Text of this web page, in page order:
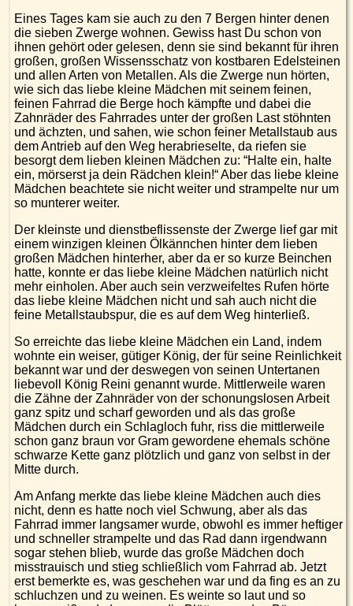
Eines Tages kam sie auch zu den 7 Bergen hinter denen
die sieben Zwerge wohnen. Gewiss hast Du schon von
ihnen gehört oder gelesen, denn sie sind bekannt für ihren
großen, großen Wissensschatz von kostbaren Edelsteinen
und allen Arten von Metallen. Als die Zwerge nun hörten,
wie sich das liebe kleine Mädchen mit seinem feinen,
feinen Fahrrad die Berge hoch kämpfte und dabei die
Zahnräder des Fahrrades unter der großen Last stöhnten
und ächzten, und sahen, wie schon feiner Metallstaub aus
dem Antrieb auf den Weg herabrieselte, da riefen sie
besorgt dem lieben kleinen Mädchen zu: “Halte ein, halte
ein, mörserst ja dein Rädchen klein!“ Aber das liebe kleine
Mädchen beachtete sie nicht weiter und strampelte nur um
so munterer weiter.
Der kleinste und dienstbeflissenste der Zwerge lief gar mit
einem winzigen kleinen Ölkännchen hinter dem lieben
großen Mädchen hinterher, aber da er so kurze Beinchen
hatte, konnte er das liebe kleine Mädchen natürlich nicht
mehr einholen. Aber auch sein verzweifeltes Rufen hörte
das liebe kleine Mädchen nicht und sah auch nicht die
feine Metallstaubspur, die es auf dem Weg hinterließ.
So erreichte das liebe kleine Mädchen ein Land, indem
wohnte ein weiser, gütiger König, der für seine Reinlichkeit
bekannt war und der deswegen von seinen Untertanen
liebevoll König Reini genannt wurde. Mittlerweile waren
die Zähne der Zahnräder von der schonungslosen Arbeit
ganz spitz und scharf geworden und als das große
Mädchen durch ein Schlagloch fuhr, riss die mittlerweile
schon ganz braun vor Gram gewordene ehemals schöne
schwarze Kette ganz plötzlich und ganz von selbst in der
Mitte durch.
Am Anfang merkte das liebe kleine Mädchen auch dies
nicht, denn es hatte noch viel Schwung, aber als das
Fahrrad immer langsamer wurde, obwohl es immer heftiger
und schneller strampelte und das Rad dann irgendwann
sogar stehen blieb, wurde das große Mädchen doch
misstrauisch und stieg schließlich vom Fahrrad ab. Jetzt
erst bemerkte es, was geschehen war und da fing es an zu
schluchzen und zu weinen. Es weinte so laut und so